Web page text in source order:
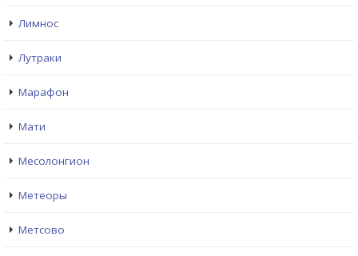
Лимнос
Лутраки
Марафон
Мати
Месолонгион
Метеоры
Метсово